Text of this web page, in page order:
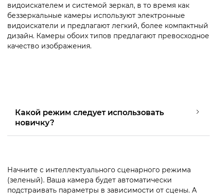
видоискателем и системой зеркал, в то время как
беззеркальные камеры используют электронные
видоискатели и предлагают легкий, более компактный
дизайн. Камеры обоих типов предлагают превосходное
качество изображения.
Какой режим следует использовать
новичку?
Начните с интеллектуального сценарного режима
(зеленый). Ваша камера будет автоматически
подстраивать параметры в зависимости от сцены. А